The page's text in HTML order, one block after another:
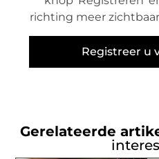
richting meer
Registreer u
Gerelateerde